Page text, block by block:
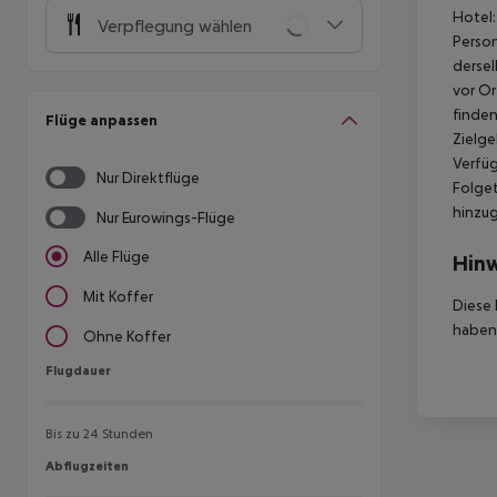
Verpflegung wählen
Flüge anpassen
Nur Direktflüge
Nur Eurowings-Flüge
Alle Flüge
Mit Koffer
Ohne Koffer
Flugdauer
Flugdauer
Bis zu 24 Stunden
Abflugzeiten
Abflugzeiten
Hotel:
vor
Diese